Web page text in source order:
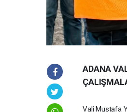
ADANA
Vali Mustafa